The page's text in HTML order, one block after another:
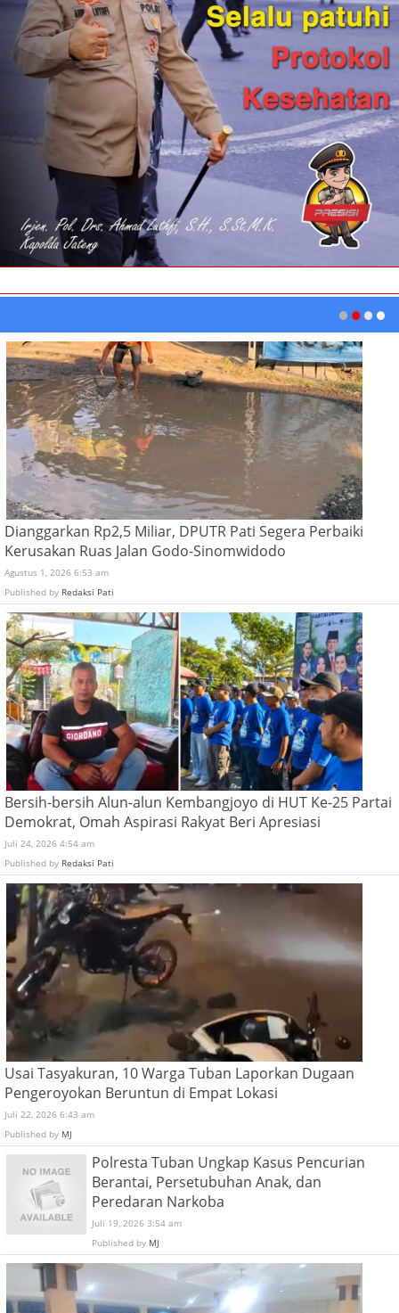
Dianggarkan Rp2,5 Miliar, DPUTR Pati Segera Perbaiki
Kerusakan Ruas Jalan Godo-Sinomwidodo
Agustus 1, 2026 6:53 am
Published by Redaksi Pati
Bersih-bersih Alun-alun Kembangjoyo di HUT Ke-25 Partai
Demokrat, Omah Aspirasi Rakyat Beri Apresiasi
Juli 24, 2026 4:54 am
Published by Redaksi Pati
Usai Tasyakuran, 10 Warga Tuban Laporkan Dugaan
Pengeroyokan Beruntun di Empat Lokasi
Juli 22, 2026 6:43 am
Published by MJ
Polresta Tuban Ungkap Kasus Pencurian
Berantai, Persetubuhan Anak, dan
Peredaran Narkoba
Juli 19, 2026 3:54 am
Published by MJ